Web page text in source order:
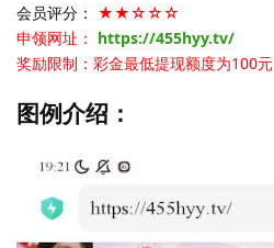
会员评分： ★★☆☆☆
申领网址： https://455hyy.tv/
奖励限制：彩金最低提现额度为100元
图例介绍：